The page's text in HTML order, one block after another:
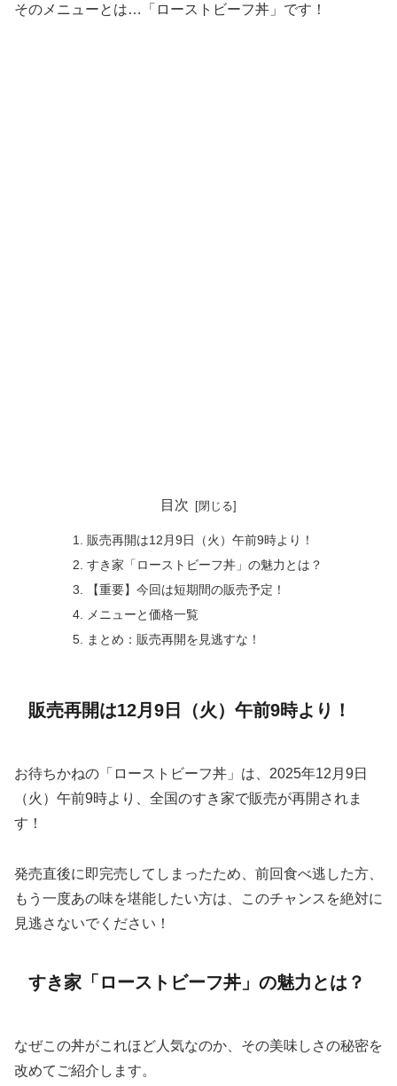
そのメニューとは…「ローストビーフ丼」です！
目次
販売再開は12月9日（火）午前9時より！
すき家「ローストビーフ丼」の魅力とは？
【重要】今回は短期間の販売予定！
メニューと価格一覧
まとめ：販売再開を見逃すな！
販売再開は12月9日（火）午前9時より！
お待ちかねの「ローストビーフ丼」は、2025年12月9日
（火）午前9時より、全国のすき家で販売が再開されま
す！
発売直後に即完売してしまったため、前回食べ逃した方、
もう一度あの味を堪能したい方は、このチャンスを絶対に
見逃さないでください！
すき家「ローストビーフ丼」の魅力とは？
なぜこの丼がこれほど人気なのか、その美味しさの秘密を
改めてご紹介します。